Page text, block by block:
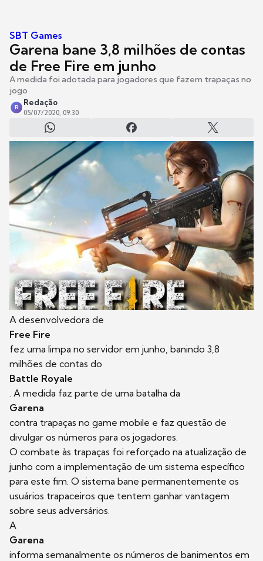
SBT Games
Garena bane 3,8 milhões de contas
de Free Fire em junho
A medida foi adotada para jogadores que fazem trapaças no
jogo
R
Redação
05/07/2020, 09:30
A desenvolvedora de
Free Fire
fez uma limpa no servidor em junho, banindo 3,8
milhões de contas do
Battle Royale
. A medida faz parte de uma batalha da
Garena
contra trapaças no game mobile e faz questão de
divulgar os números para os jogadores.
O combate às trapaças foi reforçado na atualização de
junho com a implementação de um sistema específico
para este fim. O sistema bane permanentemente os
usuários trapaceiros que tentem ganhar vantagem
sobre seus adversários.
A
Garena
informa semanalmente os números de banimentos em